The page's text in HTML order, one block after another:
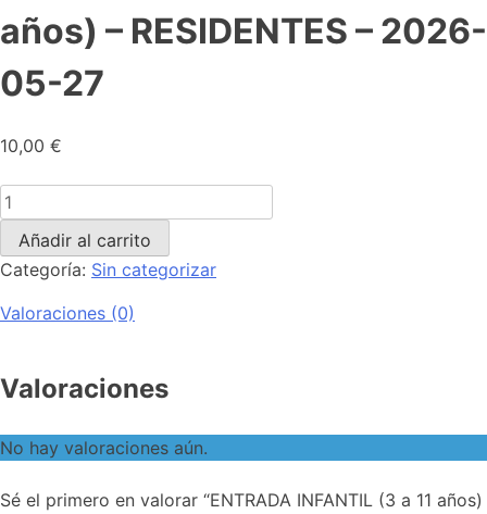
años) – RESIDENTES – 2026-
05-27
10,00 €
Añadir al carrito
Categoría: Sin categorizar
Valoraciones (0)
Valoraciones
No hay valoraciones aún.
Sé el primero en valorar “ENTRADA INFANTIL (3 a 11 años)